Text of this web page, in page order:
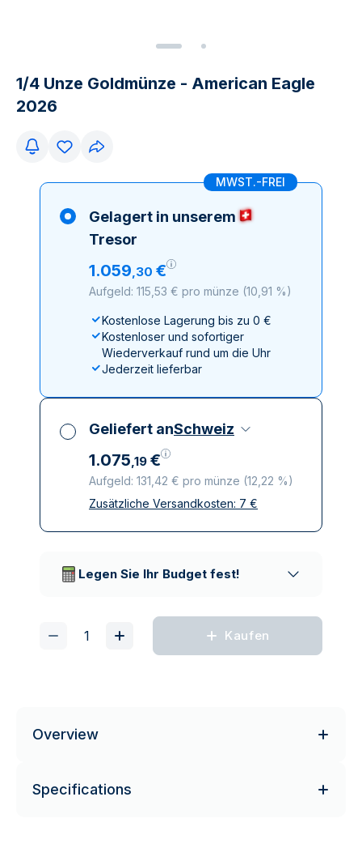
1/4 Unze Goldmünze - American Eagle
2026
MWST.-FREI
Gelagert in unserem
Tresor
1.059,30 €
Aufgeld: 115,53 € pro münze (10,91 %)
Kostenlose Lagerung bis zu 0 €
Kostenloser und sofortiger
Wiederverkauf rund um die Uhr
Jederzeit lieferbar
Geliefert anSchweiz
1.075,19 €
Aufgeld: 131,42 € pro münze (12,22 %)
Alle Steuern inbegriffen
Zusätzliche Versandkosten: 7 €
Legen Sie Ihr Budget fest!
Kaufen
Overview
Specifications